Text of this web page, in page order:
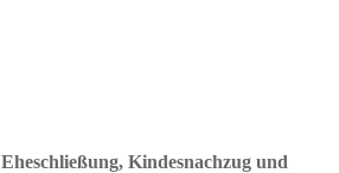
Eheschließung, Kindesnachzug und